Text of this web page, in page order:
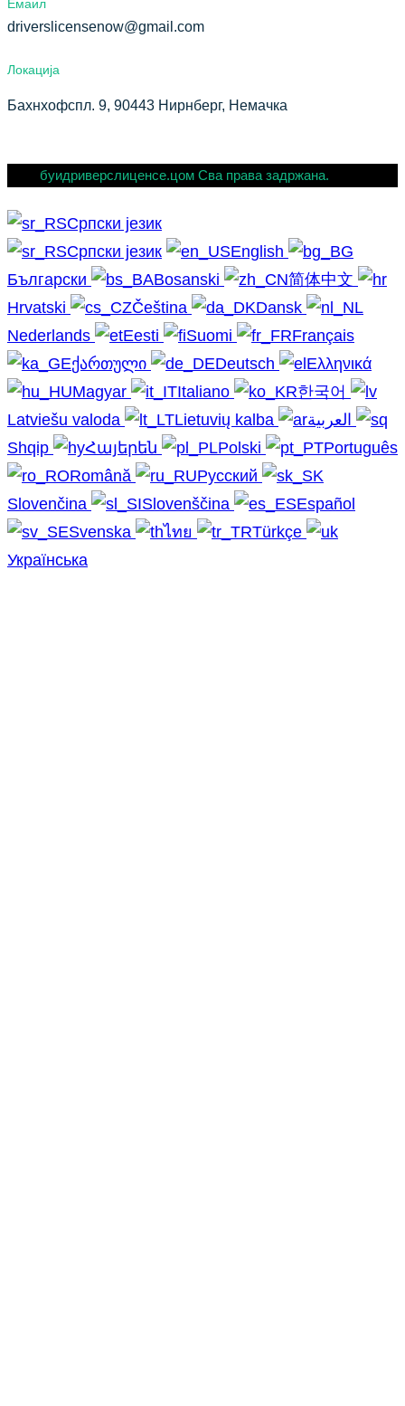
Емаил
driverslicensenow@gmail.com
Локација
Бахнхофспл. 9, 90443 Нирнберг, Немачка
буидриверслиценсе.цом Сва права задржана.
Српски језик
Српски језик
English
Български
Bosanski
简体中文
Hrvatski
Čeština
Dansk
Nederlands
Eesti Suomi
Français
ქართული
Deutsch
Ελληνικά
Magyar
Italiano
한국어
Latviešu valoda
Lietuvių kalba
Shqip
Հայերեն Polski
Português
Română
Русский
Slovenčina
Slovenščina
Español
Svenska
ไทย
Türkçe
Українська